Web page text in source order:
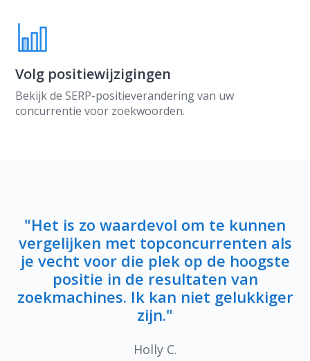
Volg positiewijzigingen
Bekijk de SERP-positieverandering van uw
concurrentie voor zoekwoorden.
"Het is zo waardevol om te kunnen
vergelijken met topconcurrenten als
je vecht voor die plek op de hoogste
positie in de resultaten van
zoekmachines. Ik kan niet gelukkiger
zijn."
Holly C.